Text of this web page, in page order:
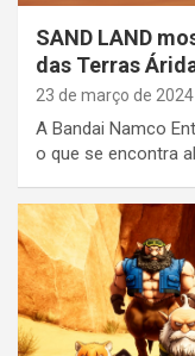
SAND LAND
das Terras
23 de março de 2024
A Bandai Namco
o que se encontra